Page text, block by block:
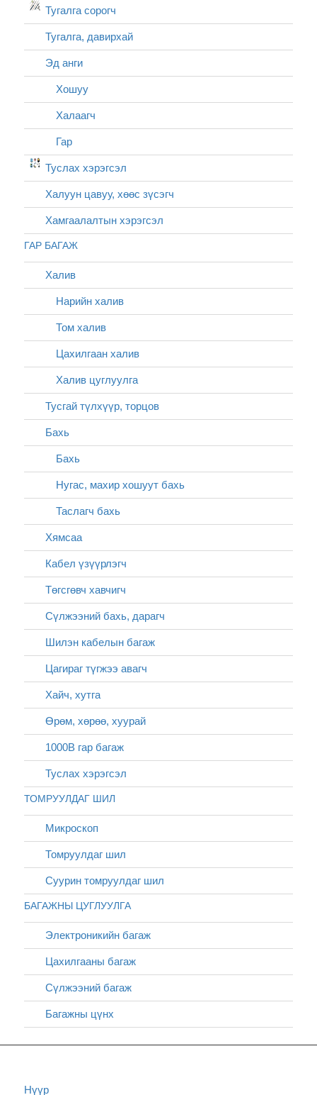
Тугалга сорогч
Тугалга, давирхай
Эд анги
Хошуу
Халаагч
Гар
Туслах хэрэгсэл
Халуун цавуу, хөөс зүсэгч
Хамгаалалтын хэрэгсэл
ГАР БАГАЖ
Халив
Нарийн халив
Том халив
Цахилгаан халив
Халив цуглуулга
Тусгай түлхүүр, торцов
Бахь
Бахь
Нугас, махир хошуут бахь
Таслагч бахь
Хямсаа
Кабел үзүүрлэгч
Төгсгөвч хавчигч
Сүлжээний бахь, дарагч
Шилэн кабелын багаж
Цагираг түгжээ авагч
Хайч, хутга
Өрөм, хөрөө, хуурай
1000В гар багаж
Туслах хэрэгсэл
ТОМРУУЛДАГ ШИЛ
Микроскоп
Томруулдаг шил
Суурин томруулдаг шил
БАГАЖНЫ ЦУГЛУУЛГА
Электроникийн багаж
Цахилгааны багаж
Сүлжээний багаж
Багажны цүнх
Нүүр